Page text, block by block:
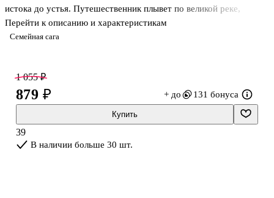
Семейная сага
истока до устья. Путешественник плывет по великой реке,
чувствует ее мощь и силу и осматривает берега. Но если по ходу
плавания передавать созерцающему аэрофотоснимки и видео с
многограннее.
Дать читателю возможность получить такое объемное
многомерное представление о романе Л.Н. Толстого было одной
из главных задач при создании иллюстрированного путеводител
Перейти к описанию и характеристикам
1 055 ₽
879 ₽ + до 131 бонуса
Купить
39
В наличии больше 30 шт.